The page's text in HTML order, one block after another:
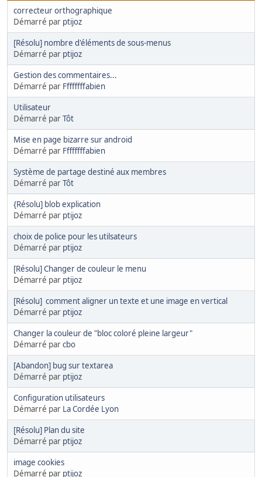
correcteur orthographique
Démarré par ptijoz
[Résolu] nombre d'éléments de sous-menus
Démarré par ptijoz
Gestion des commentaires...
Démarré par Ffffffffabien
Utilisateur
Démarré parTôt
Mise en page bizarre sur android
Démarré par Ffffffffabien
Système de partage destiné aux membres
Démarré parTôt
{Résolu] blob explication
Démarré par ptijoz
choix de police pour les utilsateurs
Démarré par ptijoz
[Résolu] Changer de couleur le menu
Démarré par ptijoz
[Résolu] comment aligner un texte et une image en vertical
Démarré par ptijoz
Changer la couleur de "bloc coloré pleine largeur"
Démarré parcbo
[Abandon] bug sur textarea
Démarré par ptijoz
Configuration utilisateurs
Démarré par La Cordée Lyon
[Résolu] Plan du site
Démarré par ptijoz
image cookies
Démarré par ptijoz